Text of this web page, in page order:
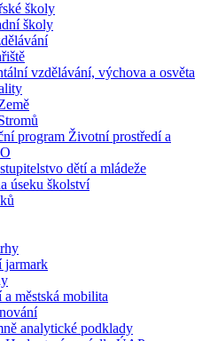
školy
školy
vzdělávání, výchova a osvěta
program Životní prostředí a
dětí a mládeže
úseku školství
jarmark
městská mobilita
analytické podklady